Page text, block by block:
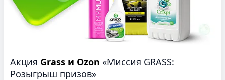
Акция Grass и Ozon «Миссия GRASS:
Розыгрыш призов»